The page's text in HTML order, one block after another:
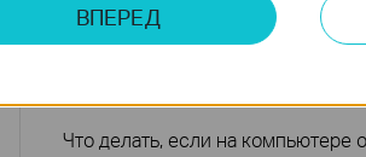
Вопрос: Что делать, если
Что делать, если на компьютере
ВПЕРЕД